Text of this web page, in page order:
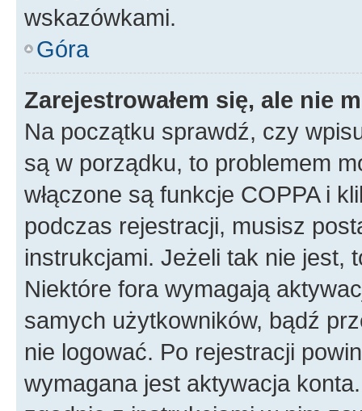
wskazówkami.
Góra
Zarejestrowałem się, ale nie
Na początku sprawdź, czy
są w porządku, to problemem
włączone są funkcje COPPA i
podczas rejestracji, musisz
instrukcjami. Jeżeli tak nie jest,
Niektóre fora wymagają
samych użytkowników, bądź
nie logować. Po rejestracji
wymagana jest aktywacja